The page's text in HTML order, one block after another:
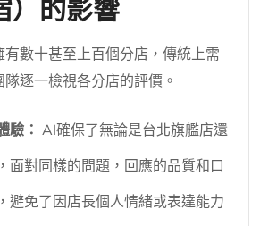
）的影響
數十甚至上百個分店，傳統上需
逐一檢視各分店的評價。
驗： AI確保了無論是台北旗艦店還
面對同樣的問題，回應的品質和口
避免了因店長個人情緒或表達能力